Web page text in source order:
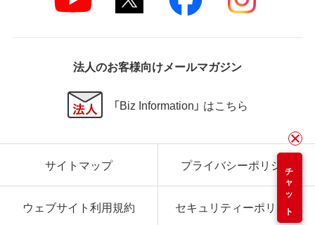
チャット
法人のお客様向けメールマガジン
「Biz Information」 はこちら
サイトマップ プライバシーポリシー
ウェブサイト利用規約 セキュリティーポリシー